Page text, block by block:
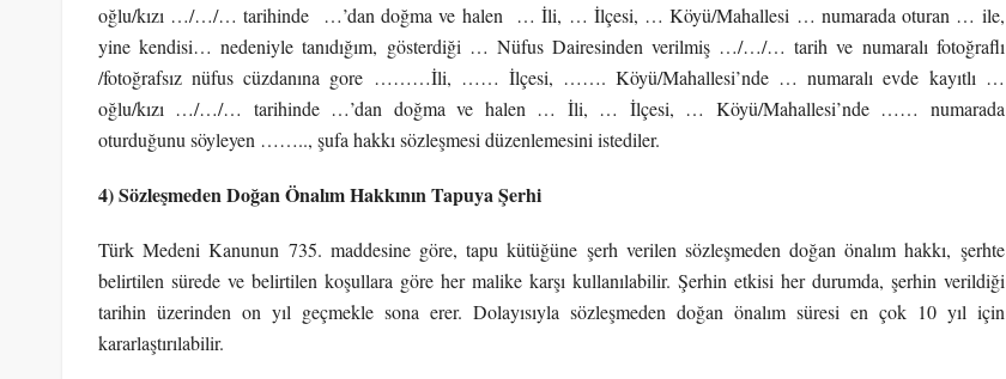
oğlu/kızı …/…/… tarihinde …’dan doğma ve halen … İli, … İlçesi, … Köyü/Mahallesi … numarada oturan … ile,
yine kendisi… nedeniyle tanıdığım, gösterdiği … Nüfus Dairesinden verilmiş …/…/… tarih ve numaralı fotoğraflı
/fotoğrafsız nüfus cüzdanına gore ………İli, …… İlçesi, ……. Köyü/Mahallesi’nde … numaralı evde kayıtlı …
oğlu/kızı …/…/… tarihinde …’dan doğma ve halen … İli, … İlçesi, … Köyü/Mahallesi’nde …… numarada
oturduğunu söyleyen …….., şufa hakkı sözleşmesi düzenlemesini istediler.
4) Sözleşmeden Doğan Önalım Hakkının Tapuya Şerhi
Türk Medeni Kanunun 735. maddesine göre, tapu kütüğüne şerh verilen sözleşmeden doğan önalım hakkı, şerhte
belirtilen sürede ve belirtilen koşullara göre her malike karşı kullanılabilir. Şerhin etkisi her durumda, şerhin verildiği
tarihin üzerinden on yıl geçmekle sona erer. Dolayısıyla sözleşmeden doğan önalım süresi en çok 10 yıl için
kararlaştırılabilir.